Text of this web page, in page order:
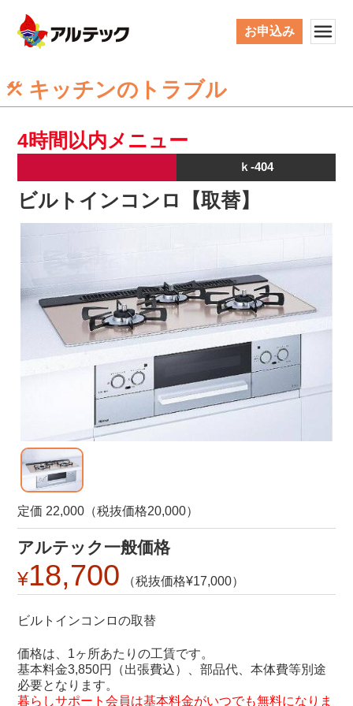
お申込み
キッチンのトラブル
4時間以内メニュー
ｋ-404
ビルトインコンロ【取替】
定価 22,000（税抜価格20,000）
アルテック一般価格
18,700 17,000
ビルトインコンロの取替
価格は、1ヶ所あたりの工賃です。
基本料金3,850円（出張費込）、部品代、本体費等別途
必要となります。
暮らしサポート会員は基本料金がいつでも無料になりま